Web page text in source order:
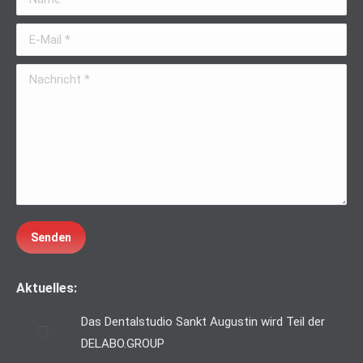
new
window
new
window
new
E-Mail *
Nachricht *
Senden
Aktuelles:
Das Dentalstudio Sankt Augustin wird Teil der
DELABO.GROUP